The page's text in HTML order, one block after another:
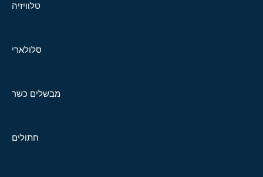
טלוויזיה
סלולארי
מבשלים כשר
חתולים